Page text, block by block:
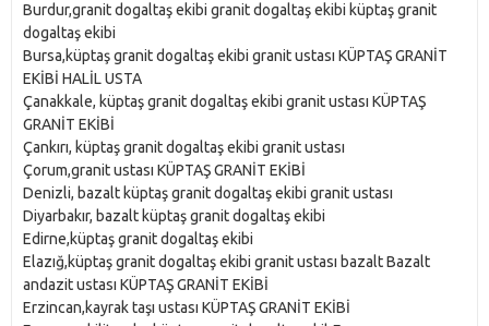
Burdur,granit dogaltaş ekibi granit dogaltaş ekibi küptaş granit
dogaltaş ekibi
Bursa,küptaş granit dogaltaş ekibi granit ustası KÜPTAŞ GRANİT
EKİBİ HALİL USTA
Çanakkale, küptaş granit dogaltaş ekibi granit ustası KÜPTAŞ
GRANİT EKİBİ
Çankırı, küptaş granit dogaltaş ekibi granit ustası
Çorum,granit ustası KÜPTAŞ GRANİT EKİBİ
Denizli, bazalt küptaş granit dogaltaş ekibi granit ustası
Diyarbakır, bazalt küptaş granit dogaltaş ekibi
Edirne,küptaş granit dogaltaş ekibi
Elazığ,küptaş granit dogaltaş ekibi granit ustası bazalt Bazalt
andazit ustası KÜPTAŞ GRANİT EKİBİ
Erzincan,kayrak taşı ustası KÜPTAŞ GRANİT EKİBİ